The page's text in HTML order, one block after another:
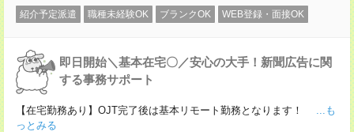
紹介予定派遣 職種未経験OK ブランクOK WEB登録・面接OK
即日開始＼基本在宅〇／安心の大手！新聞広告に関
する事務サポート
【在宅勤務あり】OJT完了後は基本リモート勤務となります！
...も
っとみる